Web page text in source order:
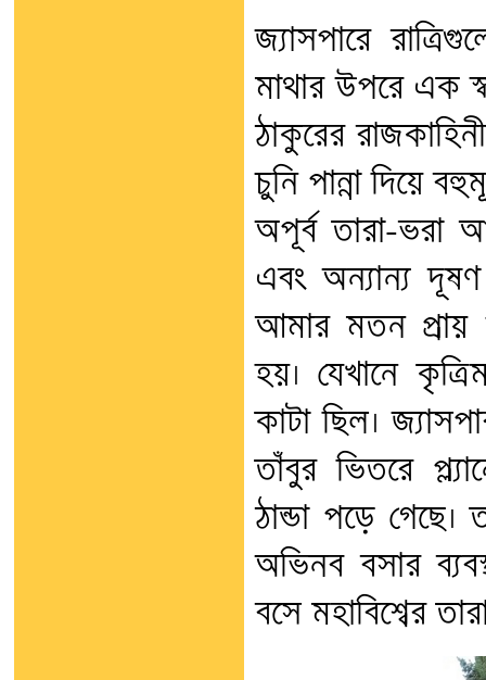
জ্যাসপারে
মাথার উপরে এক
ঠাকুরের
চুনি পান্না দিয়ে
অপূর্ব তারা-ভরা
এবং অন্যান্য
আমার মতন প্রায়
হয়। যেখানে
কাটা ছিল।
তাঁবুর ভিতরে
ঠান্ডা পড়ে
অভিনব বসার
বসে মহাবিশ্বের